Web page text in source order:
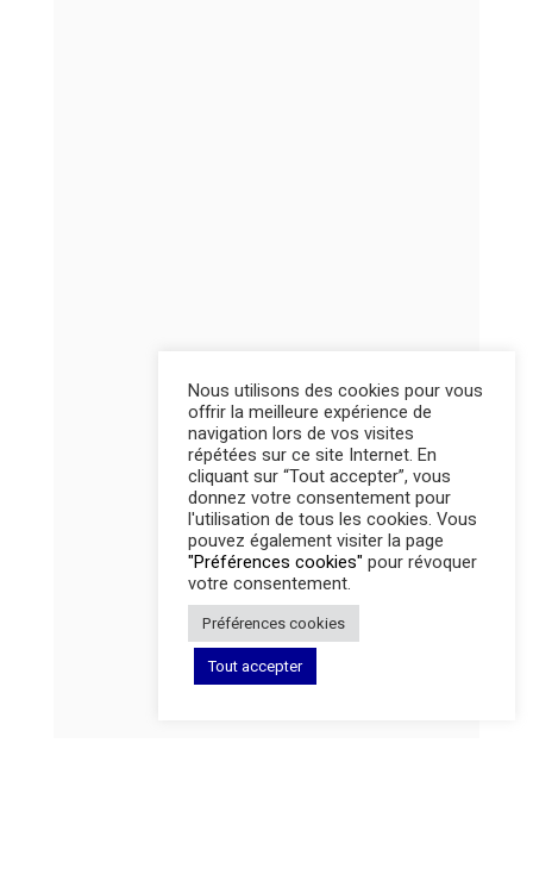
Nous utilisons des cookies pour vous
offrir la meilleure expérience de
navigation lors de vos visites
répétées sur ce site Internet. En
cliquant sur “Tout accepter”, vous
donnez votre consentement pour
l'utilisation de tous les cookies. Vous
pouvez également visiter la page
"Préférences cookies" pour révoquer
votre consentement.
Préférences cookies
Tout accepter